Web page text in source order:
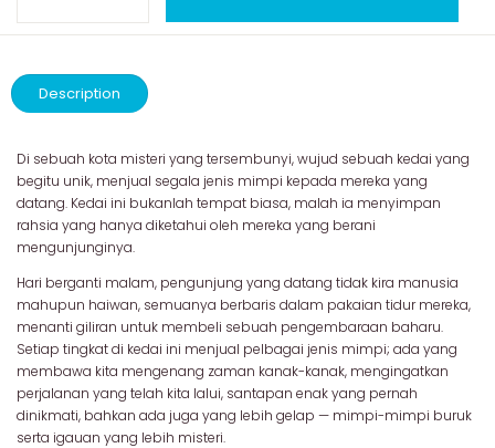
Description
Di sebuah kota misteri yang tersembunyi, wujud sebuah kedai yang
begitu unik, menjual segala jenis mimpi kepada mereka yang
datang. Kedai ini bukanlah tempat biasa, malah ia menyimpan
rahsia yang hanya diketahui oleh mereka yang berani
mengunjunginya.
Hari berganti malam, pengunjung yang datang tidak kira manusia
mahupun haiwan, semuanya berbaris dalam pakaian tidur mereka,
menanti giliran untuk membeli sebuah pengembaraan baharu.
Setiap tingkat di kedai ini menjual pelbagai jenis mimpi; ada yang
membawa kita mengenang zaman kanak-kanak, mengingatkan
perjalanan yang telah kita lalui, santapan enak yang pernah
dinikmati, bahkan ada juga yang lebih gelap — mimpi-mimpi buruk
serta igauan yang lebih misteri.